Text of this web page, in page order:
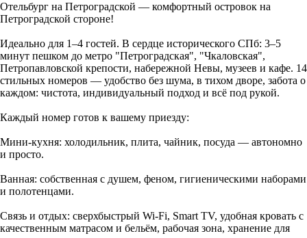
Отельбург на Петроградской — комфортный островок на
Петроградской стороне!
Идеально для 1–4 гостей. В сердце исторического СПб: 3–5
минут пешком до метро "Петроградская", "Чкаловская",
Петропавловской крепости, набережной Невы, музеев и кафе. 14
стильных номеров — удобство без шума, в тихом дворе, забота о
каждом: чистота, индивидуальный подход и всё под рукой.
Каждый номер готов к вашему приезду:
Мини-кухня: холодильник, плита, чайник, посуда — автономно
и просто.
Ванная: собственная с душем, феном, гигиеническими наборами
и полотенцами.
Связь и отдых: сверхбыстрый Wi-Fi, Smart TV, удобная кровать с
качественным матрасом и бельём, рабочая зона, хранение для